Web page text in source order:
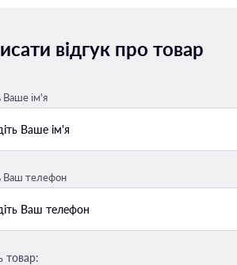
відгук про товар
Ваше ім'я
Ваш телефон
товар: